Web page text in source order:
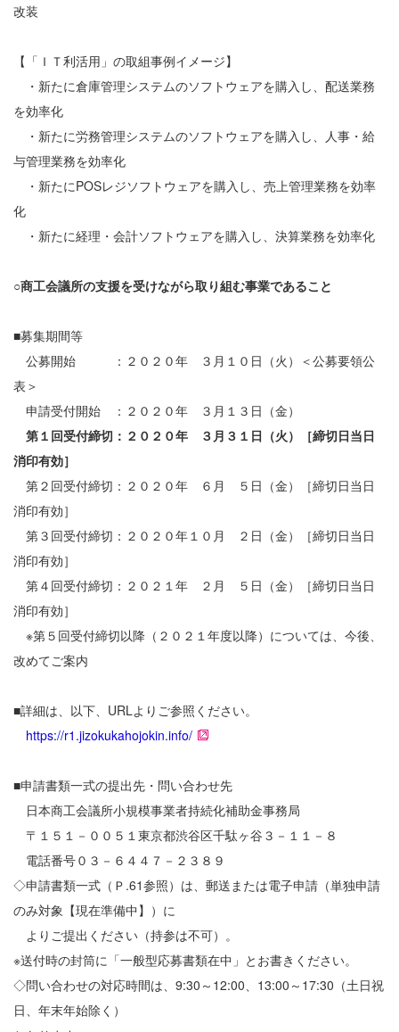
改装
【「ＩＴ利活用」の取組事例イメージ】
・新たに倉庫管理システムのソフトウェアを購入し、配送業務
を効率化
・新たに労務管理システムのソフトウェアを購入し、人事・給
与管理業務を効率化
・新たにPOSレジソフトウェアを購入し、売上管理業務を効率
化
・新たに経理・会計ソフトウェアを購入し、決算業務を効率化
○商工会議所の支援を受けながら取り組む事業であること
■募集期間等
公募開始 ：２０２０年 ３月１０日（火）＜公募要領公
表＞
申請受付開始 ：２０２０年 ３月１３日（金）
第１回受付締切：２０２０年 ３月３１日（火）［締切日当日
消印有効］
第２回受付締切：２０２０年 ６月 ５日（金）［締切日当日
消印有効］
第３回受付締切：２０２０年１０月 ２日（金）［締切日当日
消印有効］
第４回受付締切：２０２１年 ２月 ５日（金）［締切日当日
消印有効］
※第５回受付締切以降（２０２１年度以降）については、今後、
改めてご案内
■詳細は、以下、URLよりご参照ください。
https://r1.jizokukahojokin.info/
■申請書類一式の提出先・問い合わせ先
日本商工会議所小規模事業者持続化補助金事務局
〒１５１－００５１東京都渋谷区千駄ヶ谷３－１１－８
電話番号０３－６４４７－２３８９
◇申請書類一式（Ｐ.61参照）は、郵送または電子申請（単独申請
のみ対象【現在準備中】）に
よりご提出ください（持参は不可）。
※送付時の封筒に「一般型応募書類在中」とお書きください。
◇問い合わせの対応時間は、9:30～12:00、13:00～17:30（土日祝
日、年末年始除く）